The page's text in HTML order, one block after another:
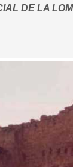
DE LA